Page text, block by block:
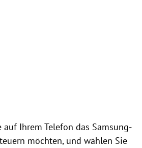
auf Ihrem Telefon das Samsung-
möchten, und wählen Sie